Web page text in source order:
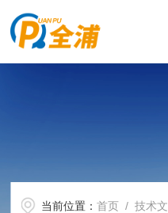
当前位置：首页 /技术